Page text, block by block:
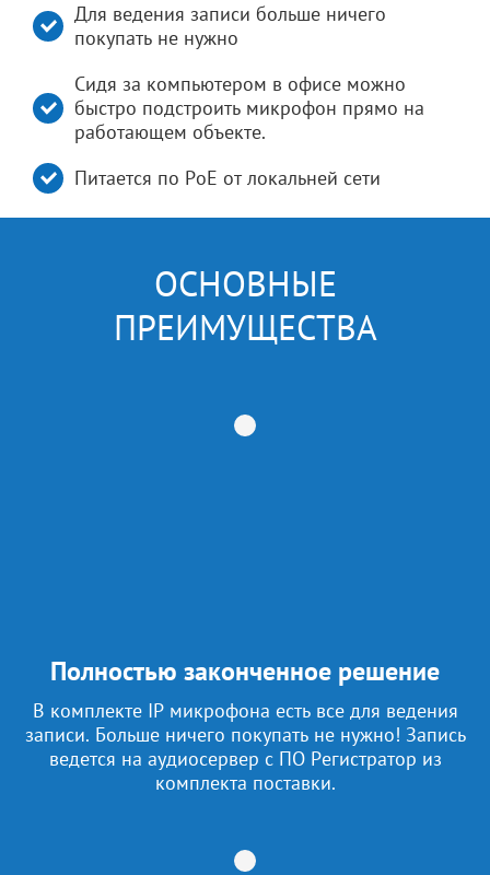
Для ведения записи больше ничего
покупать не нужно
Сидя за компьютером в офисе можно
быстро подстроить микрофон прямо на
работающем объекте.
Питается по РоЕ от локальней сети
ОСНОВНЫЕ
ПРЕИМУЩЕСТВА
Полностью законченное решение
В комплекте IP микрофона есть все для ведения
записи. Больше ничего покупать не нужно! Запись
ведется на аудиосервер с ПО Регистратор из
комплекта поставки.